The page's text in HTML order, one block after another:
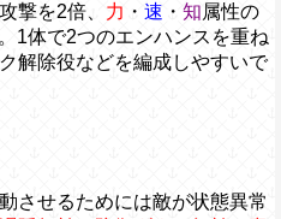
撃を2倍、 力 ・ 速 ・ 知属性の
1体で2つのエンハンスを重ね
解除役などを編成しやすいで
させるためには敵が状態異常